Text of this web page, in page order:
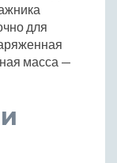
для
масса —